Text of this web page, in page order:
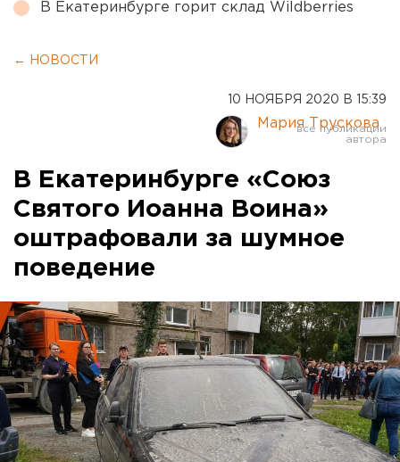
В Екатеринбурге горит склад Wildberries
← НОВОСТИ
10 НОЯБРЯ 2020 В 15:39
Мария Трускова
В Екатеринбурге «Союз
Святого Иоанна Воина»
оштрафовали за шумное
поведение